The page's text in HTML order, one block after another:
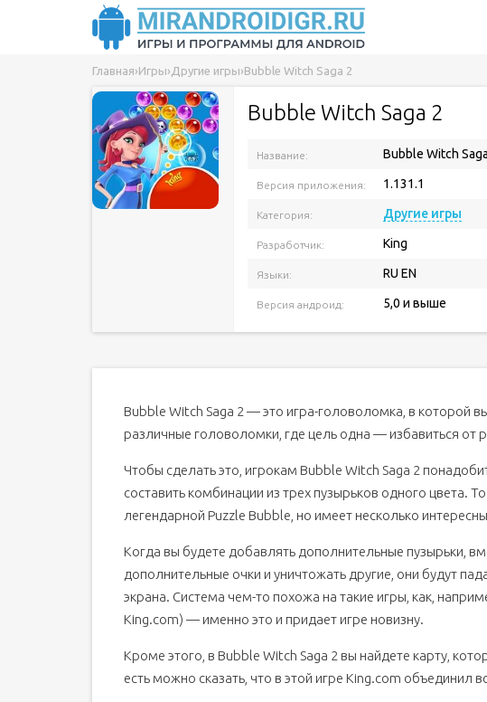
Главная›Игры› Другие игры›Bubble Witch Saga 2
Bubble Witch Saga 2
Название: Bubble Witch
Версия приложения: 1.131.1
Категория: Другие игры
Разработчик: King
Языки: RU EN
Версия андроид: 5,0 и выше
Bubble Witch Saga 2 — это игра-головоломка, в которой
различные головоломки, где цель одна — избавиться от
Чтобы сделать это, игрокам Bubble Witch Saga 2
составить комбинации из трех пузырьков одного цвета.
легендарной Puzzle Bubble, но имеет несколько
Когда вы будете добавлять дополнительные пузырьки,
дополнительные очки и уничтожать другие, они будут
экрана. Система чем-то похожа на такие игры, как,
King.com) — именно это и придает игре новизну.
Кроме этого, в Bubble Witch Saga 2 вы найдете карту,
есть можно сказать, что в этой игре King.com объединил